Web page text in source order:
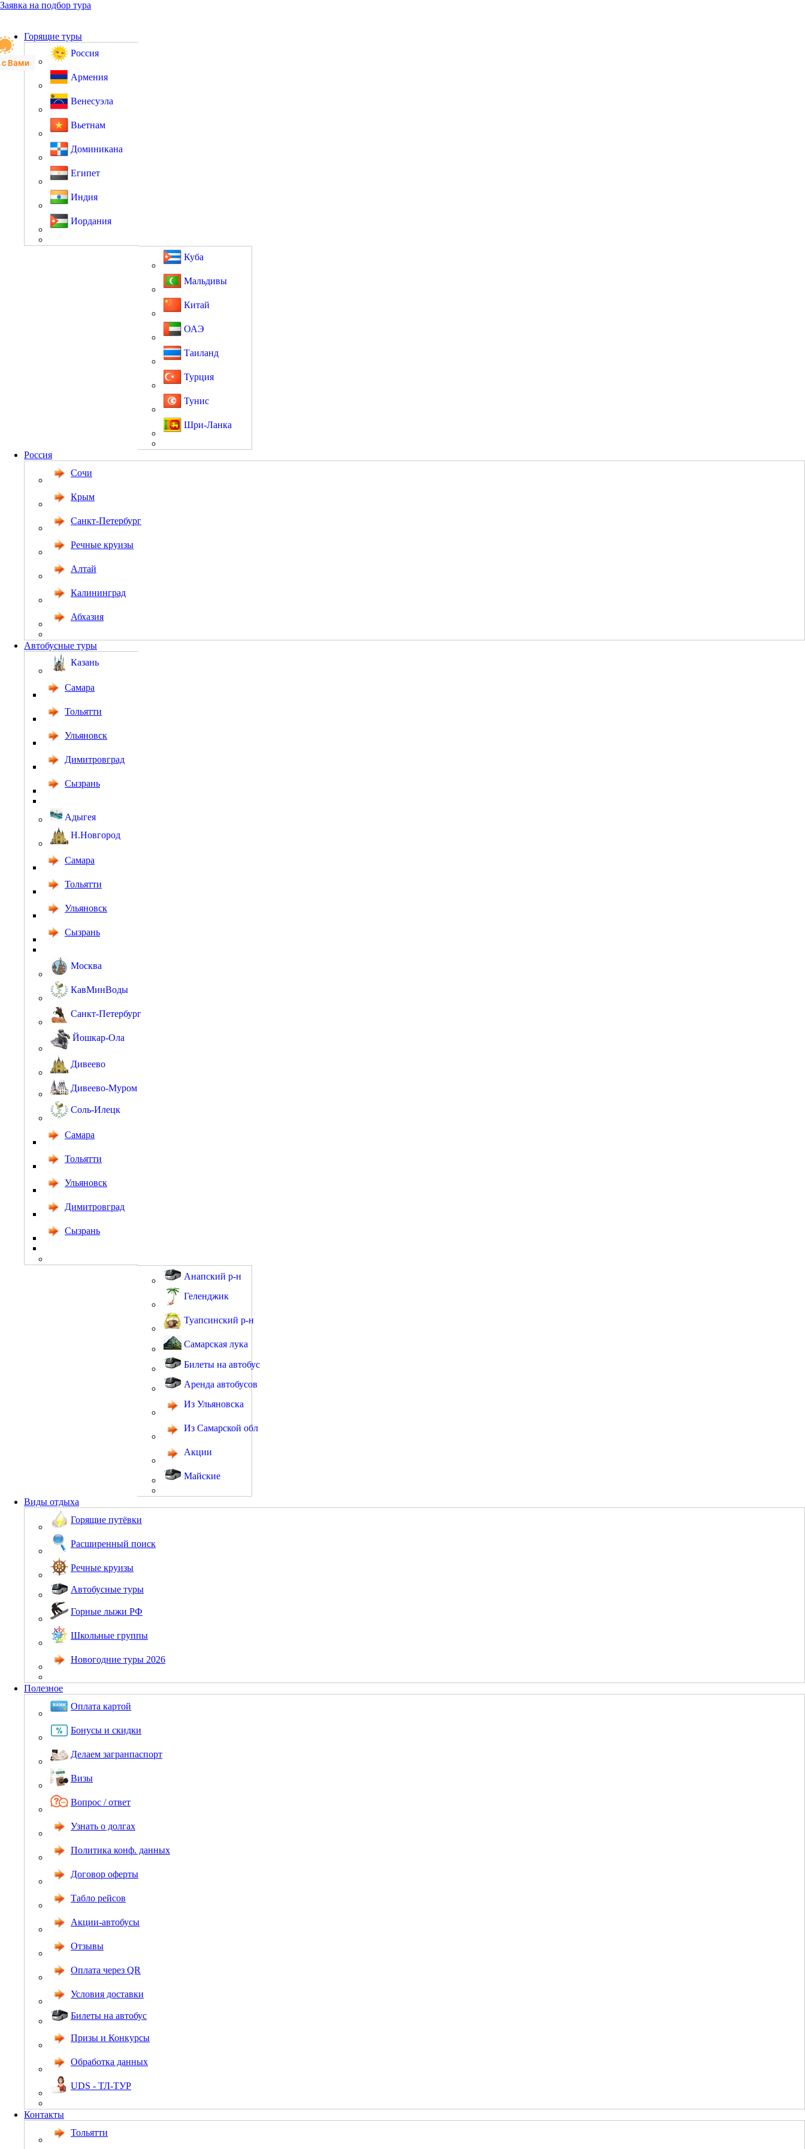
Заявка на подбор тура
с Вами
Горящие туры
Россия
Армения
Венесуэла
Вьетнам
Доминикана
Египет
Индия
Иордания
Куба
Мальдивы
Китай
ОАЭ
Таиланд
Турция
Тунис
Шри-Ланка
Россия
Сочи
Крым
Санкт-Петербург
Речные круизы
Алтай
Калининград
Абхазия
Автобусные туры
Казань
Самара
Тольятти
Ульяновск
Димитровград
Сызрань
Адыгея
Н.Новгород
Самара
Тольятти
Ульяновск
Сызрань
Москва
КавМинВоды
Санкт-Петербург
Йошкар-Ола
Дивеево
Дивеево-Муром
Соль-Илецк
Самара
Тольятти
Ульяновск
Димитровград
Сызрань
Анапский р-н
Геленджик
Туапсинский р-н
Самарская лука
Билеты на автобус
Аренда автобусов
Из Ульяновска
Из Самарской обл
Акции
Майские
Виды отдыха
Горящие путёвки
Расширенный поиск
Речные круизы
Автобусные туры
Горные лыжи РФ
Школьные группы
Новогодние туры 2026
Полезное
Оплата картой
Бонусы и скидки
Делаем загранпаспорт
Визы
Вопрос / ответ
Узнать о долгах
Политика конф. данных
Договор оферты
Табло рейсов
Акции-автобусы
Отзывы
Оплата через QR
Условия доставки
Билеты на автобус
Призы и Конкурсы
Обработка данных
UDS - ТЛ-ТУР
Контакты
Тольятти